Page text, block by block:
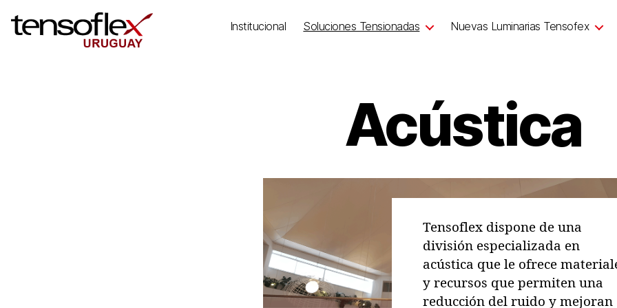
Institucional Soluciones Tensionadas Nuevas Luminarias Tensofex
Acústica
Tensoflex dispone de una
división especializada en
acústica que le ofrece
y recursos que permiten una
reducción del ruido y mejoran